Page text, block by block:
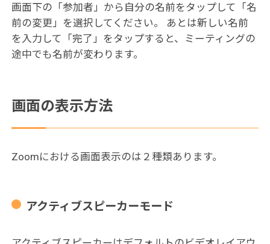
画面下の「参加者」から自分の名前をタップして「名
前の変更」を選択してください。 あとは新しい名前
を入力して「完了」をタップすると、ミーティングの
途中でも名前が変わります。
画面の表示方法
Zoomにおける画面表示のは２種類あります。
アクティブスピーカーモード